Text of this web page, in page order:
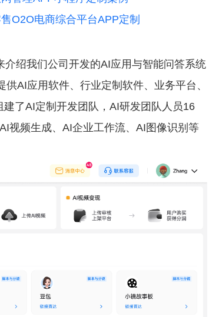
O2O电商综合平台APP定制
绍我们公司开发的AI应用与智能问答系统
AI应用软件、行业定制软件、业务平台、
建了AI定制开发团队，AI研发团队人员16
视频生成、AI企业工作流、AI图像识别等